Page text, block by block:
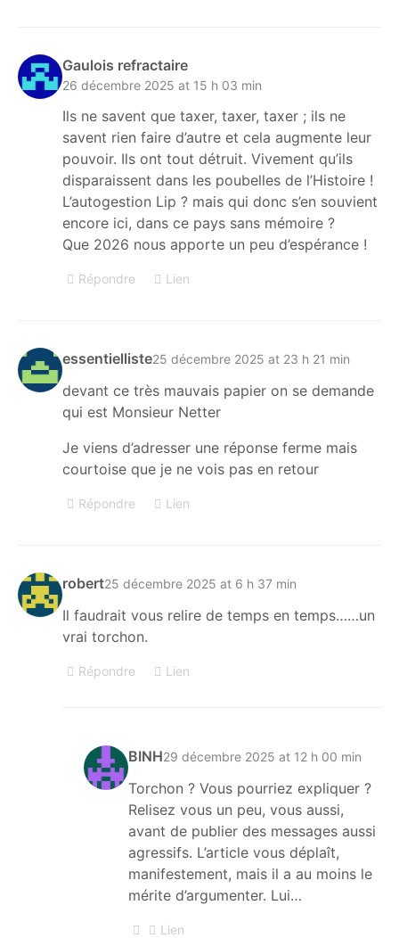
Gaulois refractaire
26 décembre 2025 at 15 h 03 min
Ils ne savent que taxer, taxer, taxer ; ils ne
savent rien faire d’autre et cela augmente leur
pouvoir. Ils ont tout détruit. Vivement qu’ils
disparaissent dans les poubelles de l’Histoire !
L’autogestion Lip ? mais qui donc s’en souvient
encore ici, dans ce pays sans mémoire ?
Que 2026 nous apporte un peu d’espérance !
Répondre Lien
essentielliste25 décembre 2025 at 23 h 21 min
devant ce très mauvais papier on se demande
qui est Monsieur Netter
Je viens d’adresser une réponse ferme mais
courtoise que je ne vois pas en retour
Répondre Lien
robert25 décembre 2025 at 6 h 37 min
Il faudrait vous relire de temps en temps……un
vrai torchon.
Répondre Lien
BINH29 décembre 2025 at 12 h 00 min
Torchon ? Vous pourriez expliquer ?
Relisez vous un peu, vous aussi,
avant de publier des messages aussi
agressifs. L’article vous déplaît,
manifestement, mais il a au moins le
mérite d’argumenter. Lui…
Lien